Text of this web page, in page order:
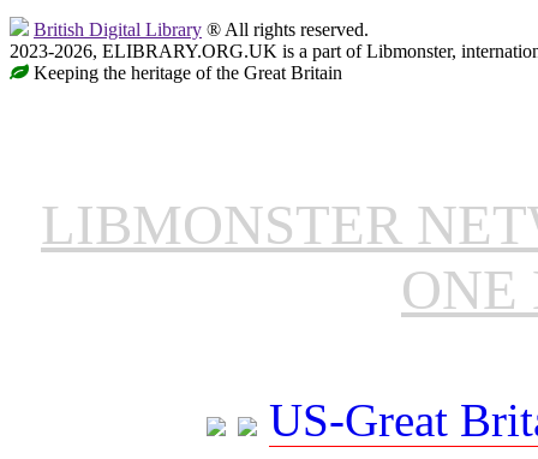
British Digital Library ® All rights reserved.
2023-2026, ELIBRARY.ORG.UK is a part of Libmonster,
Keeping the heritage of the Great Britain
LIBMONSTER
ONE
US-Great